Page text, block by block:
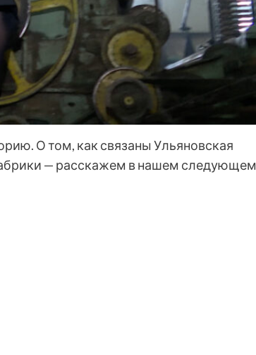
О том, как связаны Ульяновская
— расскажем в нашем следующем